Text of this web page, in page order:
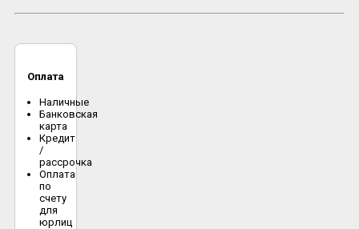
Оплата
Наличные
Банковская
карта
Кредит
/
рассрочка
Оплата
по
счету
для
юрлиц